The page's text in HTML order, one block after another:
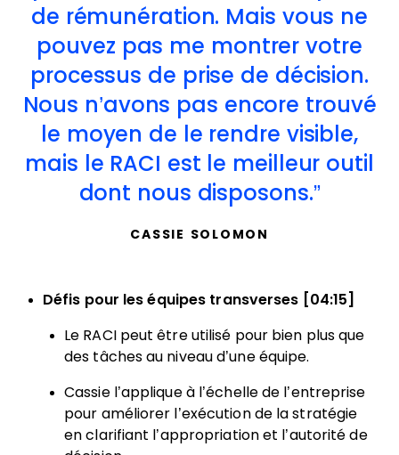
de rémunération. Mais vous ne
pouvez pas me montrer votre
processus de prise de décision.
Nous n’avons pas encore trouvé
le moyen de le rendre visible,
mais le RACI est le meilleur outil
dont nous disposons.
CASSIE SOLOMON
Défis pour les équipes transverses [04:15]
Le RACI peut être utilisé pour bien plus que
des tâches au niveau d’une équipe.
Cassie l’applique à l’échelle de l’entreprise
pour améliorer l’exécution de la stratégie
en clarifiant l’appropriation et l’autorité de